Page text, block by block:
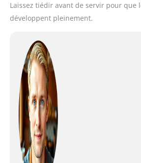
Laissez tiédir avant de servir pour que
développent pleinement.